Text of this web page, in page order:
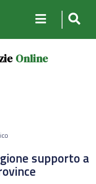
Online
supporto a